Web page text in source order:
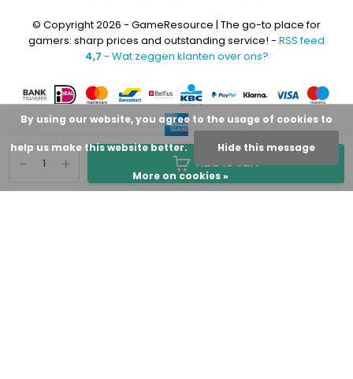
+
- Add to cart
© Copyright 2026 - GameResource | The go-to place for
gamers: sharp prices and outstanding service! - RSS feed
4,7 - Wat zeggen klanten over ons?
By using our website, you agree to the usage of cookies to
help us make this website better. Hide this message
More on cookies »